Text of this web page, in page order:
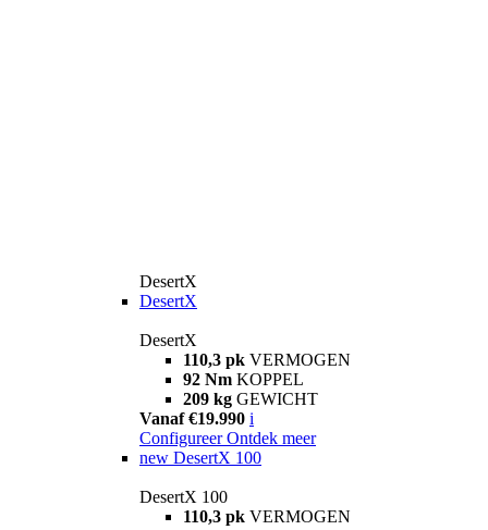
DesertX
DesertX
DesertX
110,3 pk VERMOGEN
92 Nm KOPPEL
209 kg GEWICHT
Vanaf €19.990 i
Configureer Ontdek meer
new DesertX 100
DesertX 100
110,3 pk VERMOGEN